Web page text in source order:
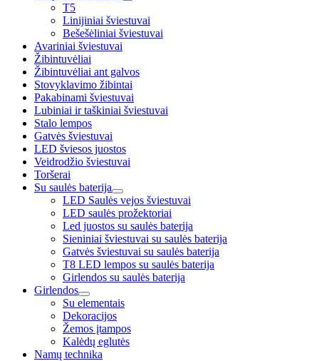
T5
Linijiniai šviestuvai
Bešešėliniai šviestuvai
Avariniai šviestuvai
Žibintuvėliai
Žibintuvėliai ant galvos
Stovyklavimo žibintai
Pakabinami šviestuvai
Lubiniai ir taškiniai šviestuvai
Stalo lempos
Gatvės šviestuvai
LED šviesos juostos
Veidrodžio šviestuvai
Toršerai
Su saulės baterija
LED Saulės vejos šviestuvai
LED saulės prožektoriai
Led juostos su saulės baterija
Sieniniai šviestuvai su saulės baterija
Gatvės šviestuvai su saulės baterija
T8 LED lempos su saulės baterija
Girlendos su saulės baterija
Girlendos
Su elementais
Dekoracijos
Žemos įtampos
Kalėdų eglutės
Namų technika